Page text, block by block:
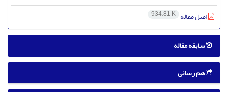
اصل مقاله 934.81 K
سابقه مقاله
هم رسانی